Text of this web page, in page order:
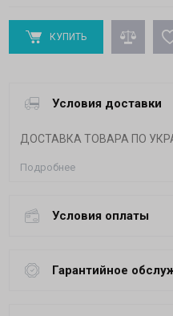
КУПИТЬ
Условия доставки
ДОСТАВКА ТОВАРА ПО
Подробнее
Условия оплаты
Гарантийное